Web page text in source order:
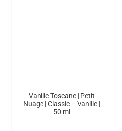
Vanille Toscane | Petit
Nuage | Classic – Vanille |
50 ml